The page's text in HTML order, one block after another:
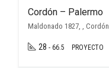
Cordón – Palermo
Maldonado 1827, , Cordón
28 - 66.5 PROYECTO